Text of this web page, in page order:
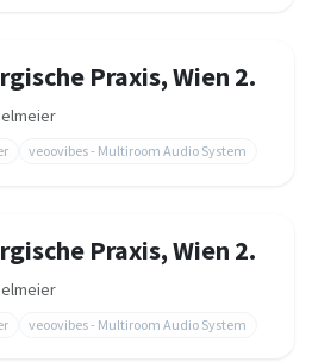
Praxis, Wien 2.
veoovibes - Multiroom Audio System
Praxis, Wien 2.
veoovibes - Multiroom Audio System